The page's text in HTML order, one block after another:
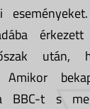
után,
Amikor
BBC-t s